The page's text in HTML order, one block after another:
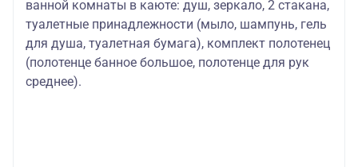
ванной комнаты в каюте: душ, зеркало, 2 стакана,
туалетные принадлежности (мыло, шампунь, гель
для душа, туалетная бумага), комплект полотенец
(полотенце банное большое, полотенце для рук
среднее).